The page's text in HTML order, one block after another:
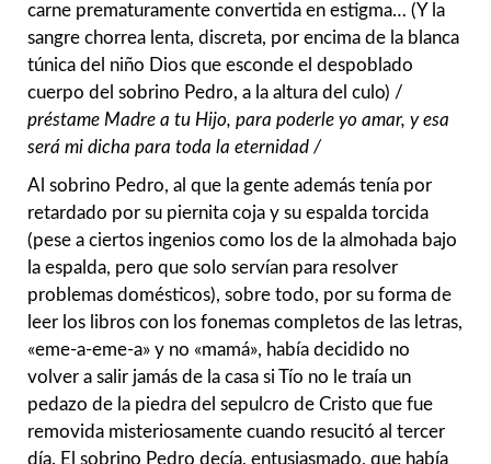
carne prematuramente convertida en estigma… (Y la
sangre chorrea lenta, discreta, por encima de la blanca
túnica del niño Dios que esconde el despoblado
cuerpo del sobrino Pedro, a la altura del culo) /
préstame Madre a tu Hijo, para poderle yo amar, y esa
será mi dicha para toda la eternidad /
Al sobrino Pedro, al que la gente además tenía por
retardado por su piernita coja y su espalda torcida
(pese a ciertos ingenios como los de la almohada bajo
la espalda, pero que solo servían para resolver
problemas domésticos), sobre todo, por su forma de
leer los libros con los fonemas completos de las letras,
«eme-a-eme-a» y no «mamá», había decidido no
volver a salir jamás de la casa si Tío no le traía un
pedazo de la piedra del sepulcro de Cristo que fue
removida misteriosamente cuando resucitó al tercer
día. El sobrino Pedro decía, entusiasmado, que había